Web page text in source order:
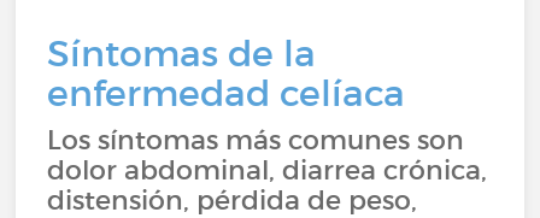
Síntomas de la
enfermedad celíaca
Los síntomas más comunes son
dolor abdominal, diarrea crónica,
distensión, pérdida de peso,